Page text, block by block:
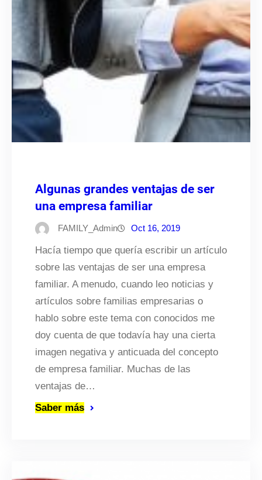
Algunas grandes ventajas de ser
una empresa familiar
FAMILY_Admin Oct 16, 2019
Hacía tiempo que quería escribir un artículo
sobre las ventajas de ser una empresa
familiar. A menudo, cuando leo noticias y
artículos sobre familias empresarias o
hablo sobre este tema con conocidos me
doy cuenta de que todavía hay una cierta
imagen negativa y anticuada del concepto
de empresa familiar. Muchas de las
ventajas de…
Saber más